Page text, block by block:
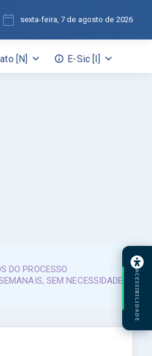
[N] E-Sic [I]
sexta-feira, 7 de agosto de 2026
DO PROCESSO
SEM NECESSIDADE
ACESSIBILIDADE